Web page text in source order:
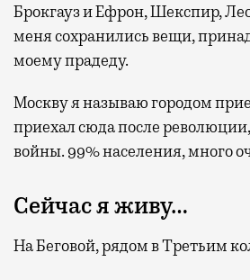
Брокгауз и Ефрон, Шекспир,
меня сохранились вещи,
моему прадеду.
Москву я называю городом
приехал сюда после
войны. 99% населения, много
Сейчас я живу…
На Беговой, рядом в Третьим